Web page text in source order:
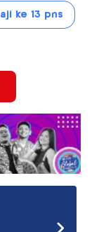
ke 13 pns